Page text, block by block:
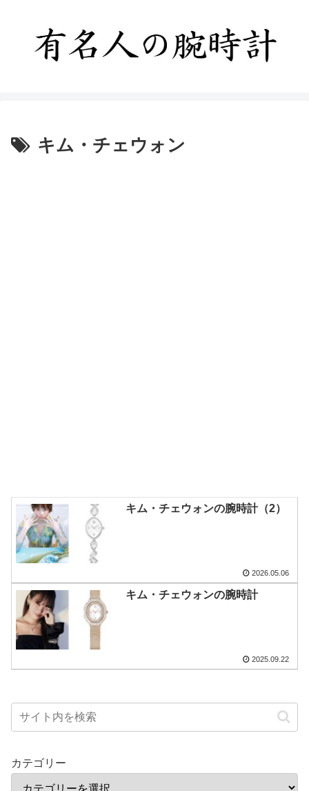
キム・チェウォン
キム・チェウォンの腕時計（2）
2026.05.06
キム・チェウォンの腕時計
2025.09.22
カテゴリー